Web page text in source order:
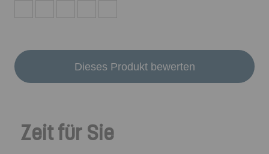
Dieses Produkt bewerten
Zeit für Sie